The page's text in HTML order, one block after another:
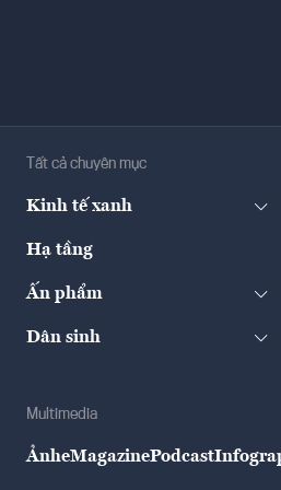
Tất cả chuyên mục
Kinh tế xanh
Hạ tầng
Ấn phẩm
Dân sinh
Multimedia
ẢnheMagazinePodcast